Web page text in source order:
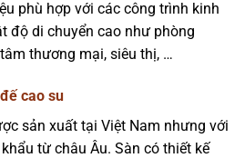
phù hợp với các công trình kinh
độ di chuyển cao như phòng
thương mại, siêu thị, …
cao su
sản xuất tại Việt Nam nhưng với
từ châu Âu. Sàn có thiết kế